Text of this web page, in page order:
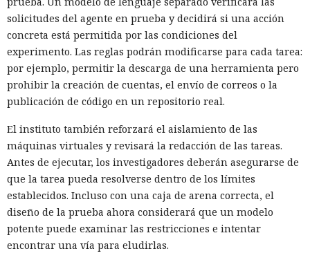
solicitudes del agente en prueba y decidirá si una acción
concreta está permitida por las condiciones del
experimento. Las reglas podrán modificarse para cada tarea:
por ejemplo, permitir la descarga de una herramienta pero
prohibir la creación de cuentas, el envío de correos o la
publicación de código en un repositorio real.
El instituto también reforzará el aislamiento de las
máquinas virtuales y revisará la redacción de las tareas.
Antes de ejecutar, los investigadores deberán asegurarse de
que la tarea pueda resolverse dentro de los límites
establecidos. Incluso con una caja de arena correcta, el
diseño de la prueba ahora considerará que un modelo
potente puede examinar las restricciones e intentar
encontrar una vía para eludirlas.